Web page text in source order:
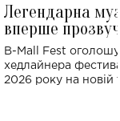
Легендарна
вперше
Україні: де
B-Mall Fest
хедлайнера
2026 року на новій